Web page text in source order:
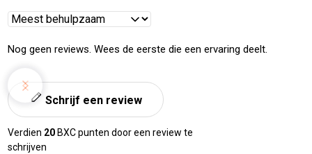
Reviews
Nog geen reviews. Wees de eerste die een ervaring deelt.
Schrijf een review
Verdien 20 BXC punten door een review te
schrijven